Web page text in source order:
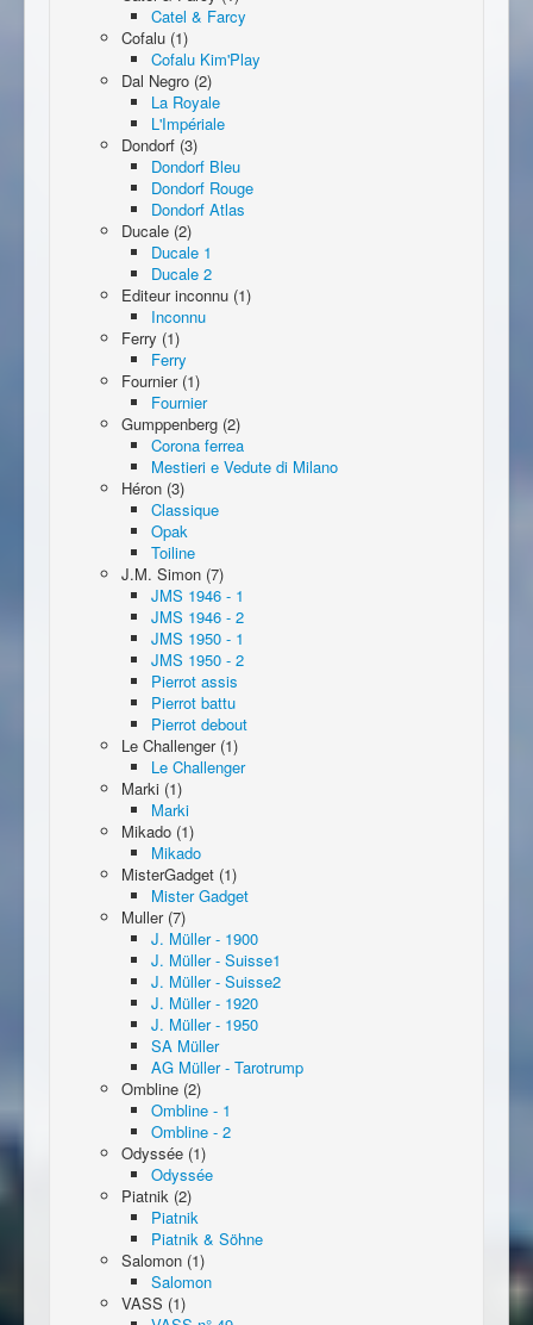
Catel & Farcy
Cofalu (1)
Cofalu Kim'Play
Dal Negro (2)
La Royale
L'Impériale
Dondorf (3)
Dondorf Bleu
Dondorf Rouge
Dondorf Atlas
Ducale (2)
Ducale 1
Ducale 2
Editeur inconnu (1)
Inconnu
Ferry (1)
Ferry
Fournier (1)
Fournier
Gumppenberg (2)
Corona ferrea
Mestieri e Vedute di Milano
Héron (3)
Classique
Opak
Toiline
J.M. Simon (7)
JMS 1946 - 1
JMS 1946 - 2
JMS 1950 - 1
JMS 1950 - 2
Pierrot assis
Pierrot battu
Pierrot debout
Le Challenger (1)
Le Challenger
Marki (1)
Marki
Mikado (1)
Mikado
MisterGadget (1)
Mister Gadget
Muller (7)
J. Müller - 1900
J. Müller - Suisse1
J. Müller - Suisse2
J. Müller - 1920
J. Müller - 1950
SA Müller
AG Müller - Tarotrump
Ombline (2)
Ombline - 1
Ombline - 2
Odyssée (1)
Odyssée
Piatnik (2)
Piatnik
Piatnik & Söhne
Salomon (1)
Salomon
VASS (1)